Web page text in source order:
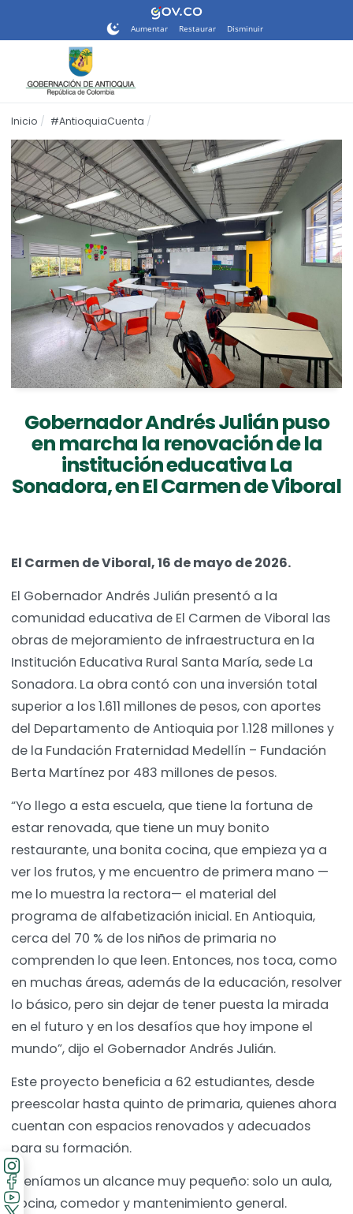
sitio
de
accesibilidad.
Aumentar Restaurar Disminuir
Inicio #AntioquiaCuenta
Gobernador Andrés Julián puso
en marcha la renovación de la
institución educativa La
Sonadora, en El Carmen de Viboral
El Carmen de Viboral, 16 de mayo de 2026.
El Gobernador Andrés Julián presentó a la
comunidad educativa de El Carmen de Viboral las
obras de mejoramiento de infraestructura en la
Institución Educativa Rural Santa María, sede La
Sonadora. La obra contó con una inversión total
superior a los 1.611 millones de pesos, con aportes
del Departamento de Antioquia por 1.128 millones y
de la Fundación Fraternidad Medellín – Fundación
Berta Martínez por 483 millones de pesos.
“Yo llego a esta escuela, que tiene la fortuna de
estar renovada, que tiene un muy bonito
restaurante, una bonita cocina, que empieza ya a
ver los frutos, y me encuentro de primera mano —
me lo muestra la rectora— el material del
programa de alfabetización inicial. En Antioquia,
cerca del 70 % de los niños de primaria no
comprenden lo que leen. Entonces, nos toca, como
en muchas áreas, además de la educación, resolver
lo básico, pero sin dejar de tener puesta la mirada
en el futuro y en los desafíos que hoy impone el
mundo”, dijo el Gobernador Andrés Julián.
Este proyecto beneficia a 62 estudiantes, desde
preescolar hasta quinto de primaria, quienes ahora
cuentan con espacios renovados y adecuados
para su formación.
“Teníamos un alcance muy pequeño: solo un aula,
cocina, comedor y mantenimiento general.